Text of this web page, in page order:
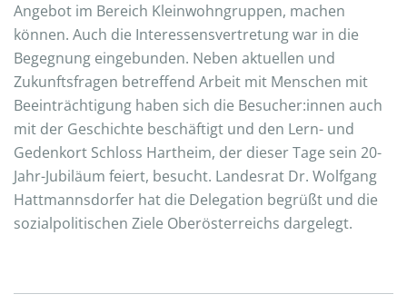
Angebot im Bereich Kleinwohngruppen, machen
können. Auch die Interessensvertretung war in die
Begegnung eingebunden. Neben aktuellen und
Zukunftsfragen betreffend Arbeit mit Menschen mit
Beeinträchtigung haben sich die Besucher:innen auch
mit der Geschichte beschäftigt und den Lern- und
Gedenkort Schloss Hartheim, der dieser Tage sein 20-
Jahr-Jubiläum feiert, besucht. Landesrat Dr. Wolfgang
Hattmannsdorfer hat die Delegation begrüßt und die
sozialpolitischen Ziele Oberösterreichs dargelegt.